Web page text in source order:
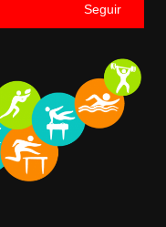
Seguir